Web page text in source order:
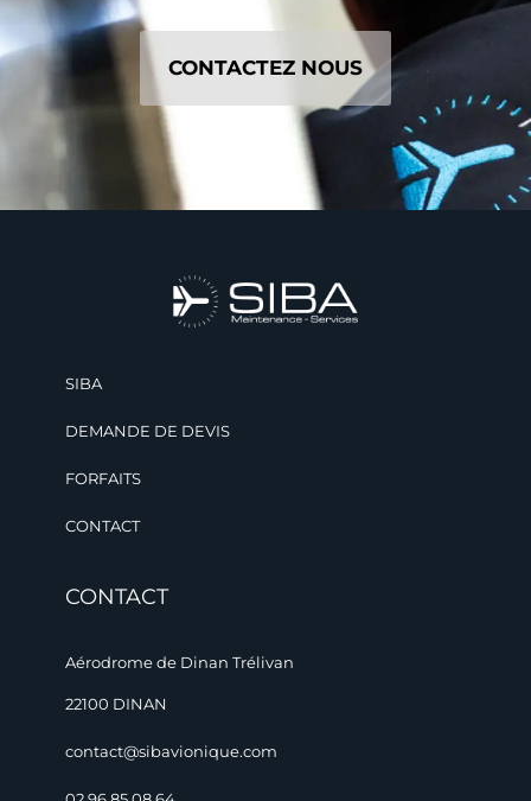
CONTACTEZ NOUS
SIBA
DEMANDE DE DEVIS
FORFAITS
CONTACT
CONTACT
Aérodrome de Dinan Trélivan
22100 DINAN
contact@sibavionique.com